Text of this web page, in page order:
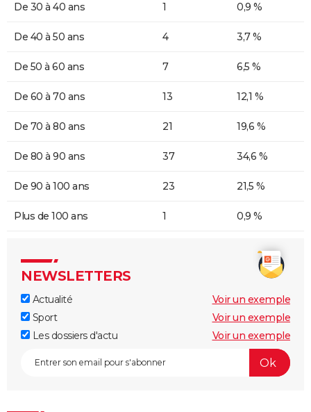
De 30 à 40 ans 1 0,9 %
De 40 à 50 ans 4 3,7 %
De 50 à 60 ans 7 6,5 %
De 60 à 70 ans 13 12,1 %
De 70 à 80 ans 21 19,6 %
De 80 à 90 ans 37 34,6 %
De 90 à 100 ans 23 21,5 %
Plus de 100 ans 1 0,9 %
NEWSLETTERS
Actualité
Voir un exemple
Sport
Voir un exemple
Les dossiers d'actu
Voir un exemple